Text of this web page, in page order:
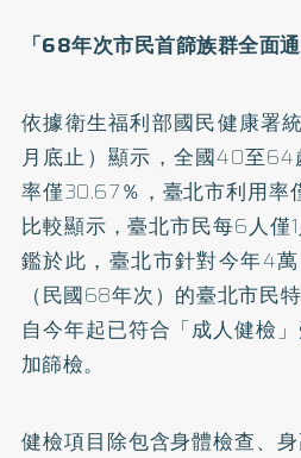
「68年次市民首篩族群全面
依據衛生福利部國民健康署
月底止）顯示，全國40至
率僅30.67％，臺北市利用率
比較顯示，臺北市民每6人僅
鑑於此，臺北市針對今年4
（民國68年次）的臺北市民
自今年起已符合「成人健檢
加篩檢。
健檢項目除包含身體檢查、